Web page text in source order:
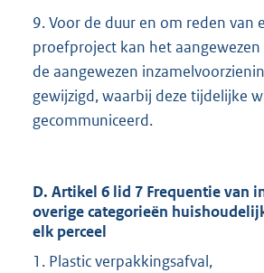
9. Voor de duur en om reden van
proefproject kan het
de aangewezen
gewijzigd, waarbij deze tijdelijke
gecommuniceerd.
D. Artikel 6 lid 7 Frequentie van
overige categorieën
elk perceel
1. Plastic verpakkingsafval,